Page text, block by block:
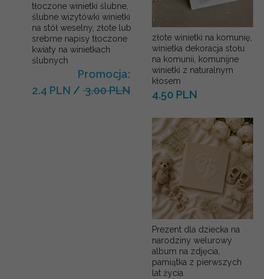
tłoczone winietki ślubne,
ślubne wizytówki winietki
na stół weselny, złote lub
srebrne napisy tłoczone
kwiaty na winietkach
ślubnych
Promocja:
2.4 PLN / 3.00 PLN
złote winietki na komunię,
winietka dekoracja stołu
na komunii, komunijne
winietki z naturalnym
kłosem
4.50 PLN
Prezent dla dziecka na
narodziny welurowy
album na zdjęcia,
pamiątka z pierwszych
lat życia